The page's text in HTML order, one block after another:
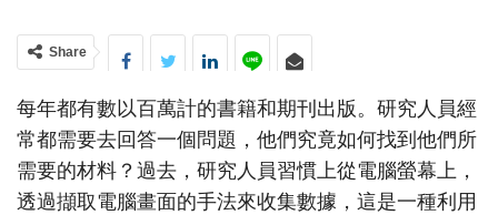
Share
每年都有數以百萬計的書籍和期刊出版。研究人員經
常都需要去回答一個問題，他們究竟如何找到他們所
需要的材料？過去，研究人員習慣上從電腦螢幕上，
透過擷取電腦畫面的手法來收集數據，這是一種利用